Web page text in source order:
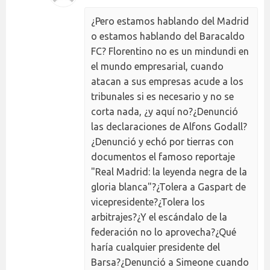
¿Pero estamos hablando del Madrid
o estamos hablando del Baracaldo
FC? Florentino no es un mindundi en
el mundo empresarial, cuando
atacan a sus empresas acude a los
tribunales si es necesario y no se
corta nada, ¿y aquí no?¿Denunció
las declaraciones de Alfons Godall?
¿Denunció y echó por tierras con
documentos el famoso reportaje
"Real Madrid: la leyenda negra de la
gloria blanca"?¿Tolera a Gaspart de
vicepresidente?¿Tolera los
arbitrajes?¿Y el escándalo de la
federación no lo aprovecha?¿Qué
haría cualquier presidente del
Barsa?¿Denunció a Simeone cuando